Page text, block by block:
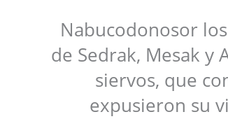
Nabucodonosor
de Sedrak, Mesak y
siervos, que
expusieron su